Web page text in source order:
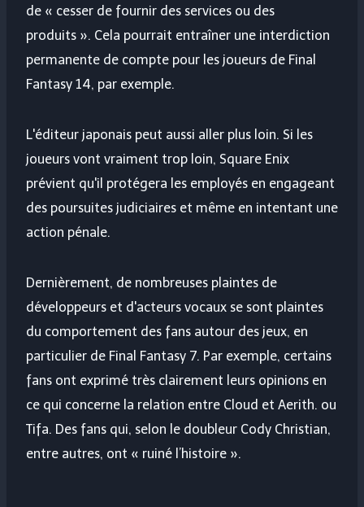
de « cesser de fournir des services ou des
produits ». Cela pourrait entraîner une interdiction
permanente de compte pour les joueurs de Final
Fantasy 14, par exemple.
L'éditeur japonais peut aussi aller plus loin. Si les
joueurs vont vraiment trop loin, Square Enix
prévient qu'il protégera les employés en engageant
des poursuites judiciaires et même en intentant une
action pénale.
Dernièrement, de nombreuses plaintes de
développeurs et d'acteurs vocaux se sont plaintes
du comportement des fans autour des jeux, en
particulier de Final Fantasy 7. Par exemple, certains
fans ont exprimé très clairement leurs opinions en
ce qui concerne la relation entre Cloud et Aerith. ou
Tifa. Des fans qui, selon le doubleur Cody Christian,
entre autres, ont « ruiné l’histoire ».